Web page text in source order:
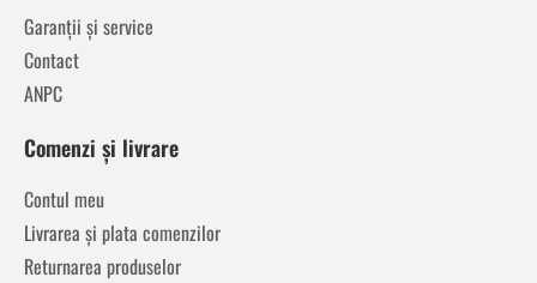
Garanții și service
Contact
ANPC
Comenzi și livrare
Contul meu
Livrarea și plata comenzilor
Returnarea produselor